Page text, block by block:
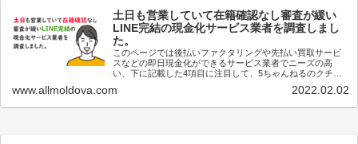
土日も営業していて在籍確認なし審査が緩い
LINE完結の現金化サービス業者を調査しまし
た。
このページでは後払いファクタリングや先払い買取サービ
スなどの即日現金化ができるサービス業者でニーズの高
い、下に記載した4項目に注目して、5ちゃんねるのクチコ
ている申込み後の審査で...
www.allmoldova.com 2022.02.02